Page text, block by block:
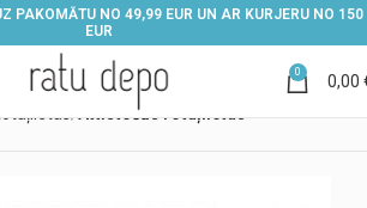
PAKOMĀTU NO 49,99 EUR UN AR KURJERU NO 150
EUR
0 0,00
Attīstošās rotaļlietas